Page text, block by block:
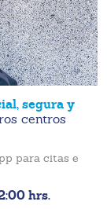
segura y
centros
para citas e
hrs.